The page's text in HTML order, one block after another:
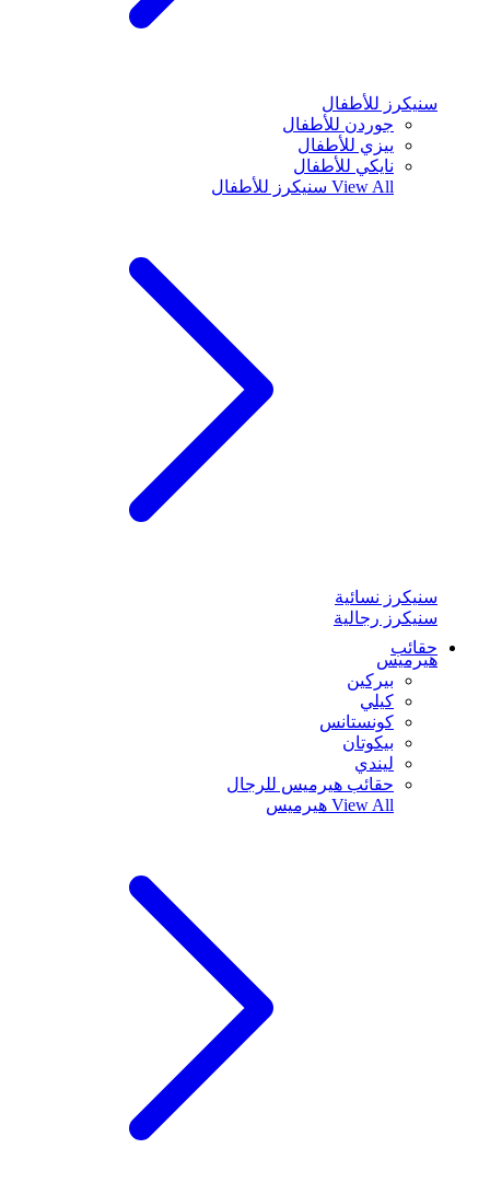
سنيكرز للأطفال
جوردن للأطفال
ييزي للأطفال
نايكي للأطفال
View All سنيكرز للأطفال
سنيكرز نسائية
سنيكرز رجالية
حقائب
هيرميس
بيركين
كيلي
كونستانس
بيكوتان
ليندي
حقائب هيرميس للرجال
View All هيرميس